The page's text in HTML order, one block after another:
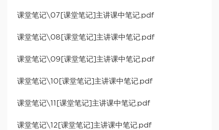
课堂笔记\07[课堂笔记]主讲课中笔记.pdf
课堂笔记\08[课堂笔记]主讲课中笔记.pdf
课堂笔记\09[课堂笔记]主讲课中笔记.pdf
课堂笔记\10[课堂笔记]主讲课中笔记.pdf
课堂笔记\11[课堂笔记]主讲课中笔记.pdf
课堂笔记\12[课堂笔记]主讲课中笔记.pdf